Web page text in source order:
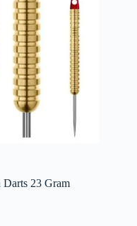
Darts 23 Gram